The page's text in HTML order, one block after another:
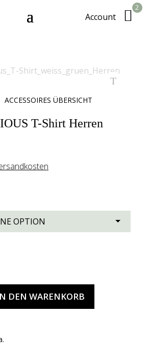
Account
2
ACCESSOIRES ÜBERSICHT
T-Shirt Herren
DEN WARENKORB